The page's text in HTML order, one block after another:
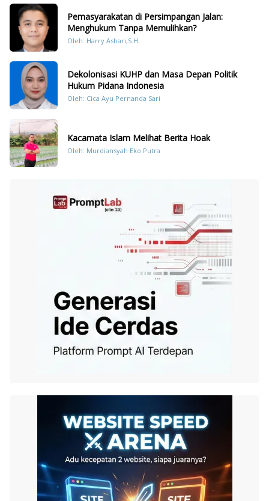
Pemasyarakatan di Persimpangan Jalan:
Menghukum Tanpa Memulihkan?
Oleh: Harry Ashari,S.H.
Dekolonisasi KUHP dan Masa Depan Politik
Hukum Pidana Indonesia
Oleh: Cica Ayu Pernanda Sari
Kacamata Islam Melihat Berita Hoak
Oleh: Murdiansyah Eko Putra